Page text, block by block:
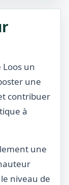
un
une
contribuer
à
une
niveau de